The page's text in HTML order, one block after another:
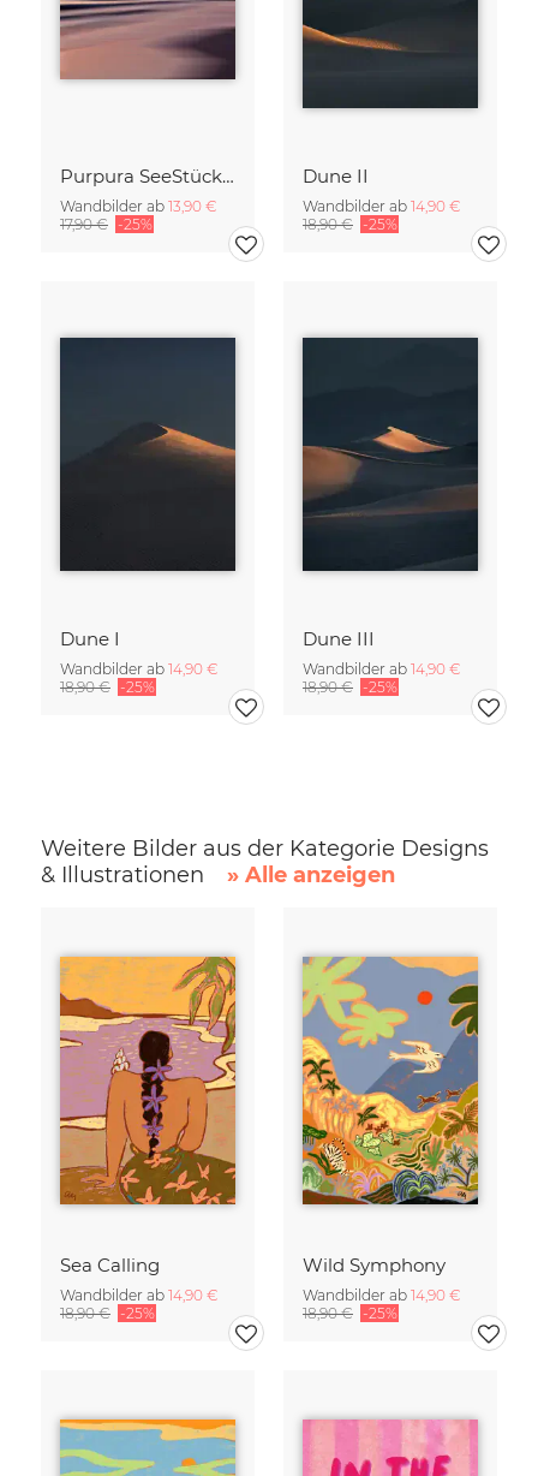
Purpura SeeStück No.18
Wandbilder ab 13,90 €
17,90 € -25%
Dune II
Wandbilder ab 14,90 €
18,90 € -25%
Dune I
Wandbilder ab 14,90 €
18,90 € -25%
Dune III
Wandbilder ab 14,90 €
18,90 € -25%
Weitere Bilder aus der Kategorie Designs
& Illustrationen
» Alle anzeigen
Sea Calling
Wandbilder ab 14,90 €
18,90 € -25%
Wild Symphony
Wandbilder ab 14,90 €
18,90 € -25%